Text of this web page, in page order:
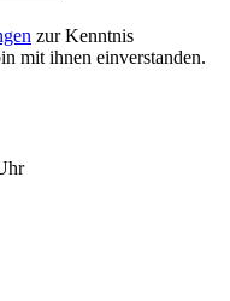
zur Kenntnis
mit ihnen einverstanden.